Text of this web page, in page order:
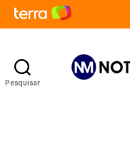
Pesquisar